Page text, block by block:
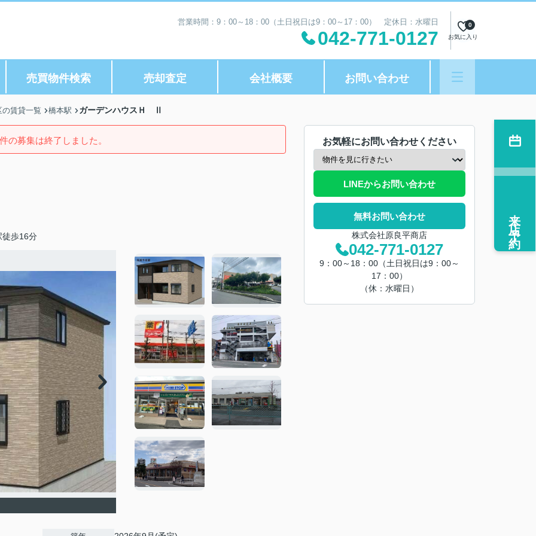
営業時間：9：00～18：00（土日祝日は9：00～17：00） 定休日：水曜日
042-771-0127 お気に入り
0
売買物件検索 売却査定 会社概要 お問い合わせ
賃貸一覧 橋本駅 ガーデンハウスＨ Ⅱ
の募集は終了しました。
徒歩16分
お気軽にお問い合わせください
LINEからお問い合わせ
無料お問い合わせ
株式会社原良平商店
042-771-0127
9：00～18：00（土日祝日は9：00～
17：00）
（休：水曜日）
来店予約